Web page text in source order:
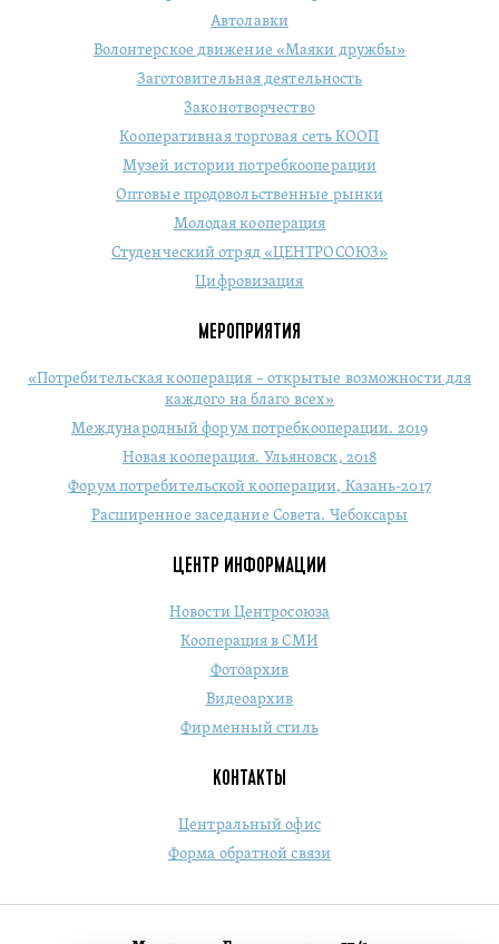
Автолавки
Волонтерское движение «Маяки дружбы»
Заготовительная деятельность
Законотворчество
Кооперативная торговая сеть КООП
Музей истории потребкооперации
Оптовые продовольственные рынки
Молодая кооперация
Студенческий отряд «ЦЕНТРОСОЮЗ»
Цифровизация
МЕРОПРИЯТИЯ
«Потребительская кооперация – открытые возможности для
каждого на благо всех»
Международный форум потребкооперации. 2019
Новая кооперация. Ульяновск, 2018
Форум потребительской кооперации, Казань-2017
Расширенное заседание Совета. Чебоксары
ЦЕНТР ИНФОРМАЦИИ
Новости Центросоюза
Кооперация в СМИ
Фотоархив
Видеоархив
Фирменный стиль
КОНТАКТЫ
Центральный офис
Форма обратной связи